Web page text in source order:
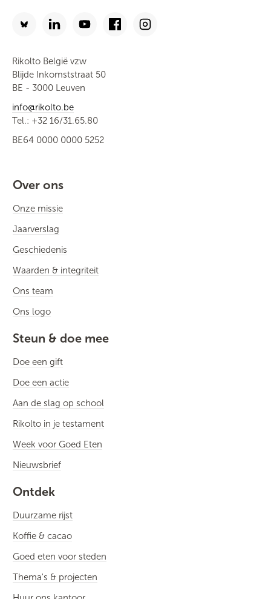
Rikolto België vzw
Blijde Inkomststraat 50
BE - 3000 Leuven
info@rikolto.be
Tel.: +32 16/31.65.80
BE64 0000 0000 5252
Over ons
Onze missie
Jaarverslag
Geschiedenis
Waarden & integriteit
Ons team
Ons logo
Steun & doe mee
Doe een gift
Doe een actie
Aan de slag op school
Rikolto in je testament
Week voor Goed Eten
Nieuwsbrief
Ontdek
Duurzame rijst
Koffie & cacao
Goed eten voor steden
Thema's & projecten